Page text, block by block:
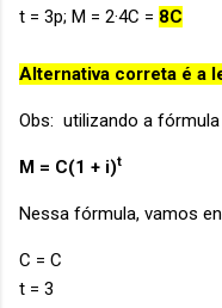
t = 3p; M = 2·4C = 8C
Alternativa correta é a
Obs: utilizando a
M = C(1 + i)t
Nessa fórmula, vamos
C = C
t = 3